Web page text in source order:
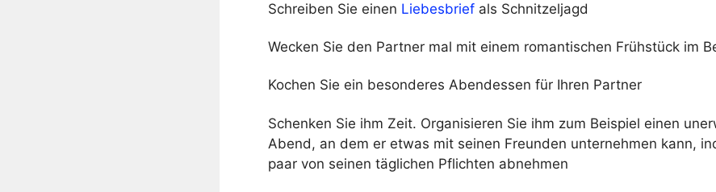
Schreiben Sie einen Liebesbrief als Schnitzeljagd
Wecken Sie den Partner mal mit einem romantischen Frühstück im
Kochen Sie ein besonderes Abendessen für Ihren Partner
Schenken Sie ihm Zeit. Organisieren Sie ihm zum Beispiel einen
Abend, an dem er etwas mit seinen Freunden unternehmen kann,
paar von seinen täglichen Pflichten abnehmen